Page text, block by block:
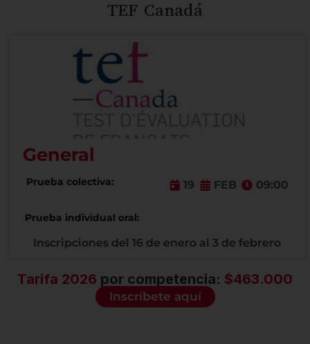
TEF Canadá
General
Prueba colectiva: 19 FEB 09:00
Prueba individual oral:
Inscripciones del 16 de enero al 3 de febrero
Tarifa 2026 por competencia: $463.000
Inscríbete aquí